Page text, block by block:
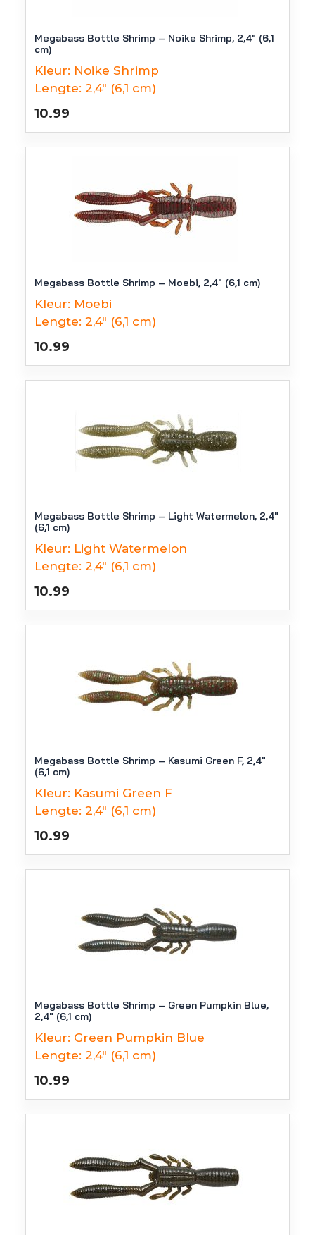
Megabass Bottle Shrimp – Noike Shrimp, 2,4″ (6,1
cm)
Kleur: Noike Shrimp
Lengte: 2,4" (6,1 cm)
10.99
Megabass Bottle Shrimp – Moebi, 2,4″ (6,1 cm)
Kleur: Moebi
Lengte: 2,4" (6,1 cm)
10.99
Megabass Bottle Shrimp – Light Watermelon, 2,4″
(6,1 cm)
Kleur: Light Watermelon
Lengte: 2,4" (6,1 cm)
10.99
Megabass Bottle Shrimp – Kasumi Green F, 2,4″
(6,1 cm)
Kleur: Kasumi Green F
Lengte: 2,4" (6,1 cm)
10.99
Megabass Bottle Shrimp – Green Pumpkin Blue,
2,4″ (6,1 cm)
Kleur: Green Pumpkin Blue
Lengte: 2,4" (6,1 cm)
10.99